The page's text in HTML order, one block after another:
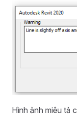
Hình ảnh miêu tả